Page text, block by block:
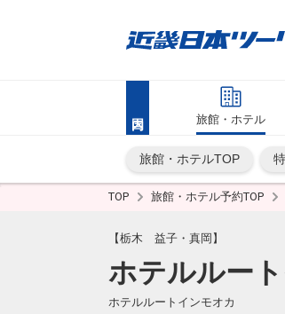
旅館・ホテル
旅館・ホテルTOP
TOP 旅館・ホテル予約TOP
【栃木 益子・真岡】
ホテルルー
ホテルルートインモオカ